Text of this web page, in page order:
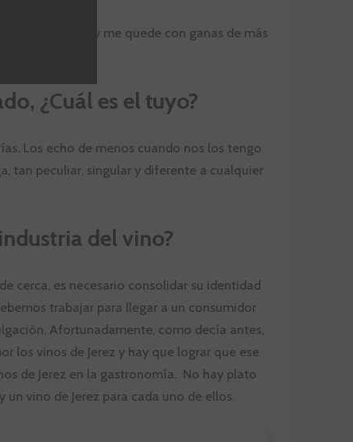
me emocione y me quede con ganas de más
¿Cuál es el tuyo?
Los echo de menos cuando nos los tengo
tan peculiar, singular y diferente a cualquier
del vino?
cerca, es necesario consolidar su identidad
trabajar para llegar a un consumidor
Afortunadamente, como decía antes,
los vinos de Jerez y hay que lograr que ese
de Jerez en la gastronomía. No hay plato
un vino de Jerez para cada uno de ellos.